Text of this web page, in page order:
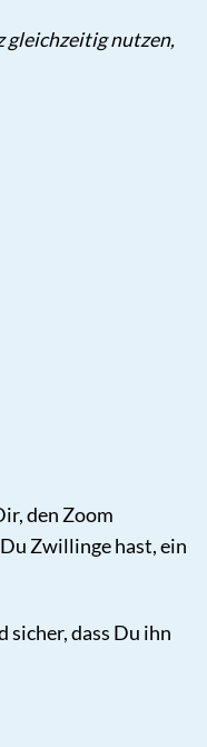
gleichzeitig nutzen,
den Zoom
Zwillinge hast, ein
dass Du ihn